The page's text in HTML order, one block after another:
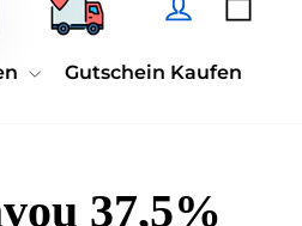
Gutschein Kaufen
37,5%